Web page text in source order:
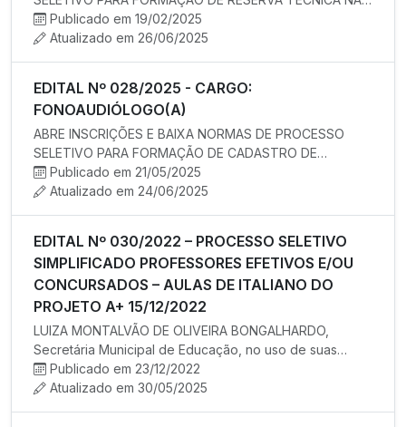
DISCIPLINAS DE AEE, ARTES, CIÊN…
Publicado em 19/02/2025
Atualizado em 26/06/2025
EDITAL Nº 028/2025 - CARGO:
FONOAUDIÓLOGO(A)
ABRE INSCRIÇÕES E BAIXA NORMAS DE PROCESSO
SELETIVO PARA FORMAÇÃO DE CADASTRO DE
RESERVA PARA EVENTUAL CONTRATAÇÃO TEMPO…
Publicado em 21/05/2025
Atualizado em 24/06/2025
EDITAL Nº 030/2022 – PROCESSO SELETIVO
SIMPLIFICADO PROFESSORES EFETIVOS E/OU
CONCURSADOS – AULAS DE ITALIANO DO
PROJETO A+ 15/12/2022
LUIZA MONTALVÃO DE OLIVEIRA BONGALHARDO,
Secretária Municipal de Educação, no uso de suas
atribuições legais, torna públ…
Publicado em 23/12/2022
Atualizado em 30/05/2025